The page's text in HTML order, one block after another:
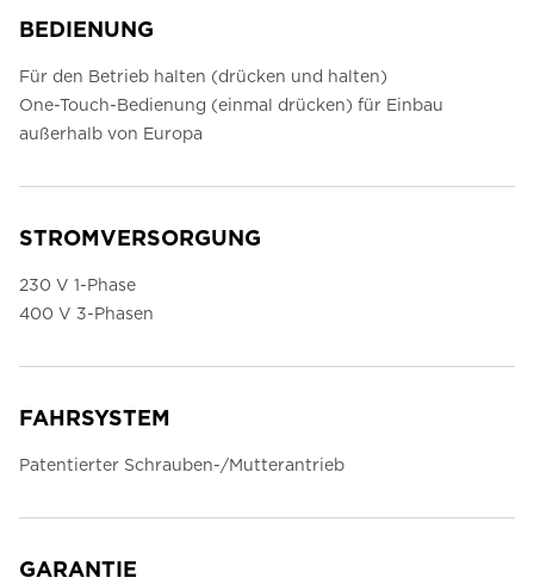
BEDIENUNG
Für den Betrieb halten (drücken und halten)
One-Touch-Bedienung (einmal drücken) für Einbau
außerhalb von Europa
STROMVERSORGUNG
230 V 1-Phase
400 V 3-Phasen
FAHRSYSTEM
Patentierter Schrauben-/Mutterantrieb
GARANTIE